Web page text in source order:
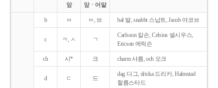
앞
앞ㆍ어말
b ㅂ ㅂ, 브 bal 발, snabbt 스납트, Jacob 야코브
c ㅋ, ㅅ ㄱ
Carlsson 칼손, Celsius 셀시우스,
Ericson 에릭손
ch 시* 크 charm 샤름, och 오크
d ㄷ 드
dag 다그, dricka 드리카, Halmstad
할름스타드